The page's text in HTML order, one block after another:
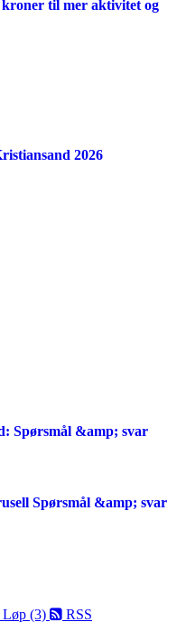
kroner til mer aktivitet og
2026
Spørsmål &amp; svar
Spørsmål &amp; svar
Løp (3) RSS